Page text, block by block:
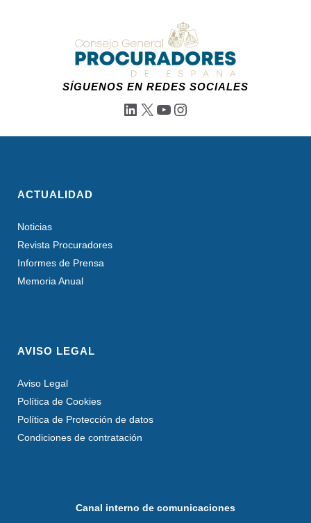
SÍGUENOS EN REDES SOCIALES
LinkedIn
X YouTube
Instagram
ACTUALIDAD
Noticias
Revista Procuradores
Informes de Prensa
Memoria Anual
AVISO LEGAL
Aviso Legal
Política de Cookies
Política de Protección de datos
Condiciones de contratación
Canal interno de comunicaciones